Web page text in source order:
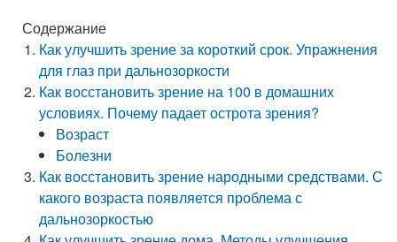
Содержание
Как улучшить зрение за короткий срок. Упражнения
для глаз при дальнозоркости
Как восстановить зрение на 100 в домашних
условиях. Почему падает острота зрения?
Возраст
Болезни
Как восстановить зрение народными средствами. С
какого возраста появляется проблема с
дальнозоркостью